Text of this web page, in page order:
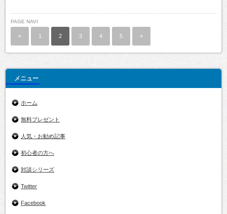
PAGE NAVI
« 1 2 3 4 5 »
メニュー
ホーム
無料プレゼント
人気・お勧め記事
初心者の方へ
対談シリーズ
Twitter
Facebook